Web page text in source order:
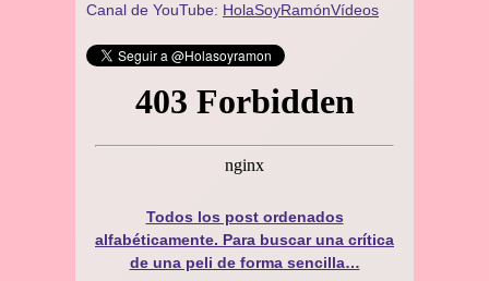
Canal de YouTube: HolaSoyRamónVídeos
Todos los post ordenados
alfabéticamente. Para buscar una crítica
de una peli de forma sencilla…